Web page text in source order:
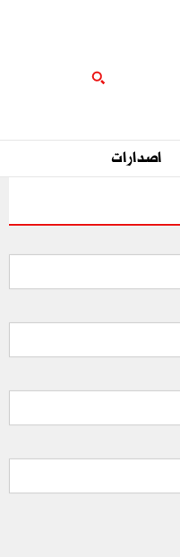
اصدارات